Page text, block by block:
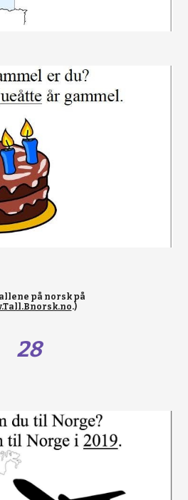
på norsk på
.)
28